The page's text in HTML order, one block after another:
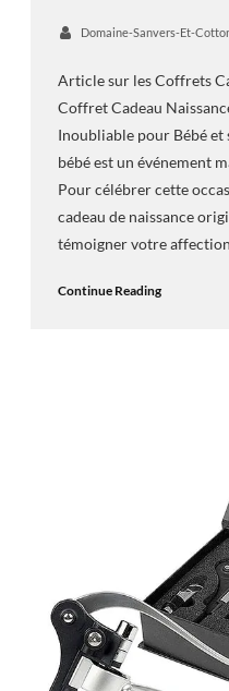
Domaine-Sanvers-Et-
Article sur les Coffrets
Coffret Cadeau
Inoubliable pour Bébé et
bébé est un événement
Pour célébrer cette
cadeau de naissance
témoigner votre
Continue Reading